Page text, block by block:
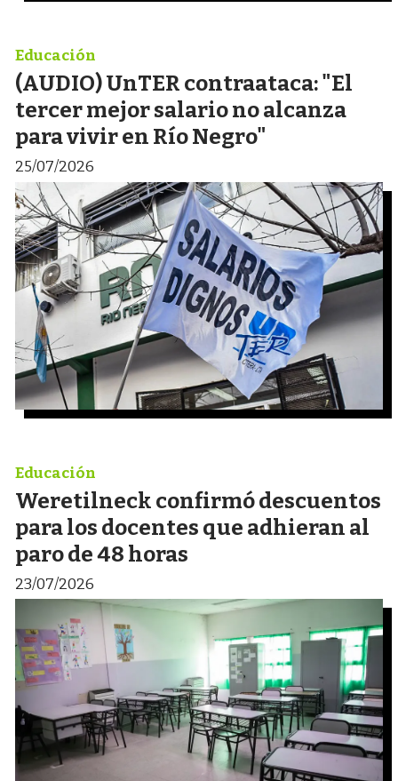
(AUDIO) UnTER contraataca: "El
tercer mejor salario no alcanza
para vivir en Río Negro"
Educación
25/07/2026
Weretilneck confirmó descuentos
para los docentes que adhieran al
paro de 48 horas
Educación
23/07/2026